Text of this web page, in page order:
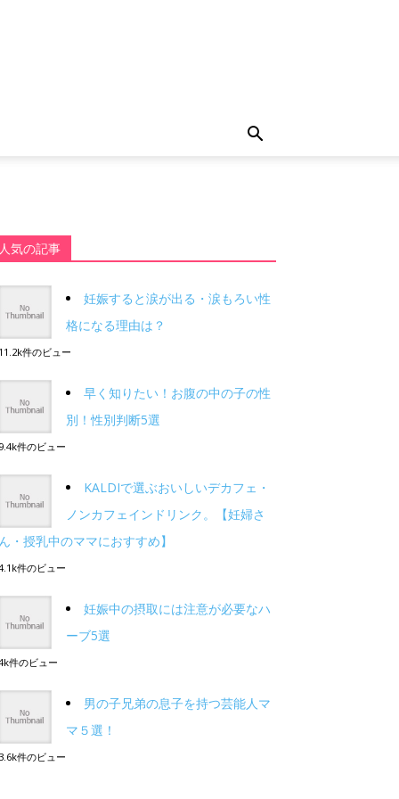
人気の記事
妊娠すると涙が出る・涙もろい性
格になる理由は？
11.2k件のビュー
早く知りたい！お腹の中の子の性
別！性別判断5選
9.4k件のビュー
KALDIで選ぶおいしいデカフェ・
ノンカフェインドリンク。【妊婦さ
ん・授乳中のママにおすすめ】
件のビュー
妊娠中の摂取には注意が必要なハ
ーブ5選
件のビュー
男の子兄弟の息子を持つ芸能人マ
マ５選！
3.6k件のビュー